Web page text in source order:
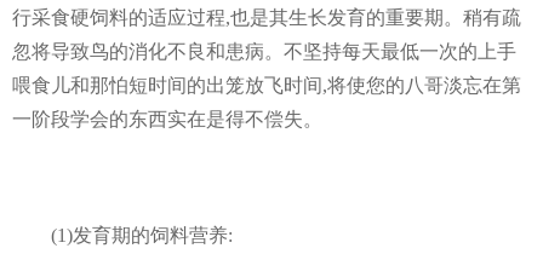
行采食硬饲料的适应过程,也是其生长发育的重要期。稍有疏
忽将导致鸟的消化不良和患病。不坚持每天最低一次的上手
喂食儿和那怕短时间的出笼放飞时间,将使您的八哥淡忘在第
一阶段学会的东西实在是得不偿失。
(1)发育期的饲料营养: